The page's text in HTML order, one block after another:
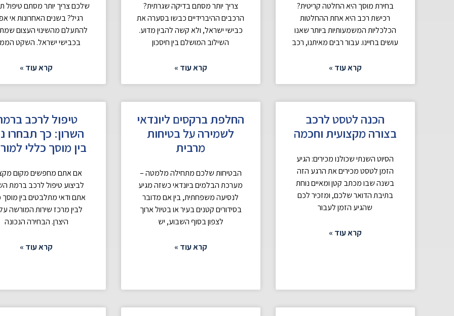
בחירת מוסך היא החלטה קריטית?
רכישת רכב היא אחת ההחלטות
הכלכליות המשמעותיות ביותר שאנו
עושים בחיינו. עבור רבים מאיתנו, רכב
קרא עוד »
צריך יותר מסתם בדיקה שגרתית?
הרכבים ההיברידיים כבשו בסערה את
כבישי ישראל, ולא קשה להבין מדוע.
השילוב המושלם בין חיסכון
קרא עוד »
שלכם צריך יותר מסתם טיפול
רגיל? בשנים האחרונות אי
להתעלם מהשינוי העצום
בכבישי ישראל. השקט
קרא עוד »
הכנה לטסט לרכב
בצורה מקצועית וחכמה
הסיוט השנתי שכולנו מכירים: הגיע
הזמן לטסט מכירים את הרגע הזה
בשנה שבו מכתב קטן ומאיים נוחת
בתיבת הדואר שלכם, ומזכיר לכם
שהגיע הזמן לעבור
קרא עוד »
החלפת ברקסים ליונדאי
לשמירה על בטיחות
מרבית
הבטיחות שלכם מתחילה מלמטה –
מערכת הבלמים ביונדאי כשזה מגיע
לנסיעה משפחתית, בין אם מדובר
בסידורים קטנים בעיר או בטיול ארוך
לצפון בסוף השבוע, יש
קרא עוד »
טיפול לרכב
השרון: כך תבחרו
בין מוסך כללי
אם אתם מחפשים מקום
לביצוע טיפול לרכב ברמת
אתם ודאי מתלבטים בין מוסך
לבין מרכז שירות המורשה על
היצרן. הבחירה הנכונה
קרא עוד »